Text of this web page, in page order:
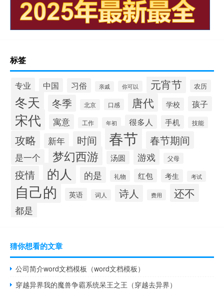
标签
专业 中国 习俗 亲戚 你可以 元宵节 农历
冬天 冬季 北京 口感 唐代 学校 孩子
宋代 寓意 工作 年初 很多人 手机 技能
攻略 新年 时间 春节 春节期间
是一个 梦幻西游 汤圆 游戏 父母
疫情 的人 的是 礼物 红包 考生 考试
自己的 英语 词人 诗人 费用 还不
都是
猜你想看的文章
公司简介word文档模板（word文档模板）
穿越异界我的魔兽争霸系统呆王之王（穿越去异界）